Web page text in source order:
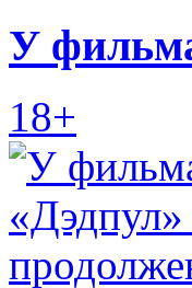
У
18+